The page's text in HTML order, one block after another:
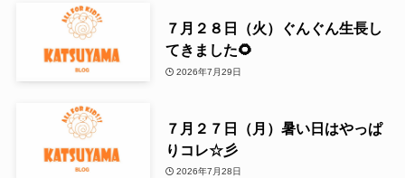
７月２８日（火）ぐんぐん生長し
てきました🌻
2026年7月29日
７月２７日（月）暑い日はやっぱ
りコレ☆彡
2026年7月28日